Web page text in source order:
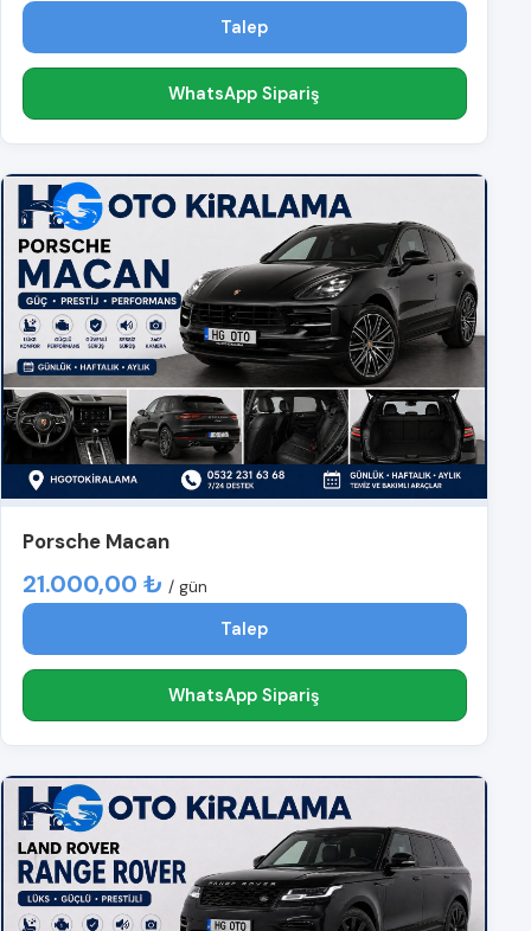
Talep
WhatsApp Sipariş
Porsche Macan
21.000,00 ₺ / gün
Talep
WhatsApp Sipariş